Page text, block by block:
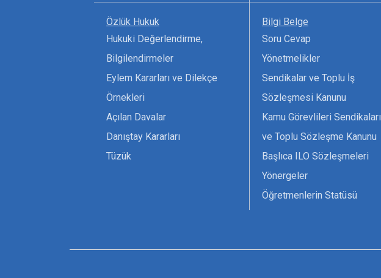
Özlük Hukuk
Hukuki Değerlendirme,
Bilgilendirmeler
Eylem Kararları ve Dilekçe
Örnekleri
Açılan Davalar
Danıştay Kararları
Tüzük
Bilgi Belge
Soru Cevap
Yönetmelikler
Sendikalar ve Toplu İş
Sözleşmesi Kanunu
Kamu Görevlileri Sendikaları
ve Toplu Sözleşme Kanunu
Başlıca ILO Sözleşmeleri
Yönergeler
Öğretmenlerin Statüsü